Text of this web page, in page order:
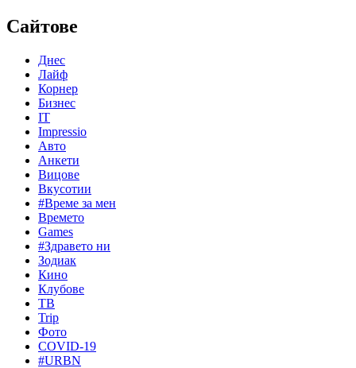
Сайтове
Днес
Лайф
Корнер
Бизнес
IT
Impressio
Авто
Анкети
Вицове
Вкусотии
#Време за мен
Времето
Games
#Здравето ни
Зодиак
Кино
Клубове
ТВ
Trip
Фото
COVID-19
#URBN